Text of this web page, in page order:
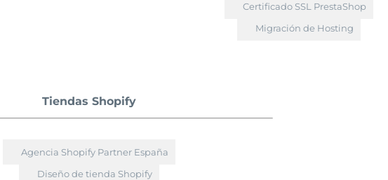
Certificado SSL PrestaShop
Migración de Hosting
Tiendas Shopify
Agencia Shopify Partner España
Diseño de tienda Shopify